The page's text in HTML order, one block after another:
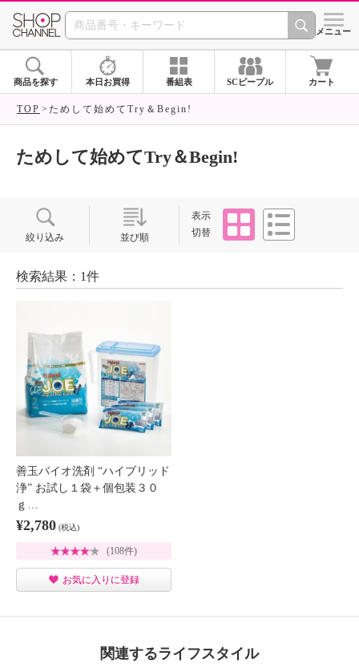
SHOP CHANNEL ショッ
メニュー
商品を探す 本日お買得 番組表 SCピープル カート
TOP ためして始めてTry＆Begin!
ためして始めてTry＆Begin!
絞り込み 並び順
表示
切替
タイル
検索結果：1件
善玉バイオ洗剤 “ハイブリッド
浄” お試し１袋＋個包装３０
ｇ…
¥2,780 (税込)
(108件)
お気に入りに登録
関連するライフスタイル